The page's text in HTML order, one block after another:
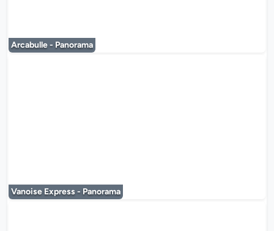
Arcabulle - Panorama
Vanoise Express - Panorama